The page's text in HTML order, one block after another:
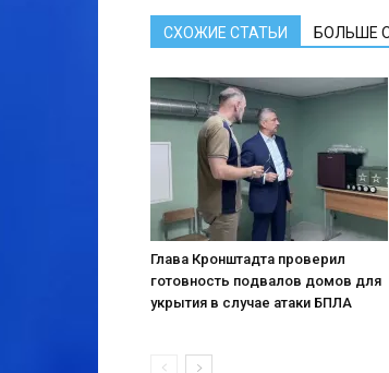
СХОЖИЕ СТАТЬИ БОЛЬШЕ
Глава Кронштадта проверил
готовность подвалов домов для
укрытия в случае атаки БПЛА